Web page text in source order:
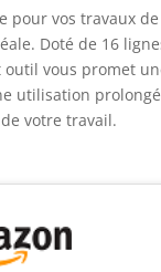
pour vos travaux
Doté de 16
vous promet
utilisation
votre travail.